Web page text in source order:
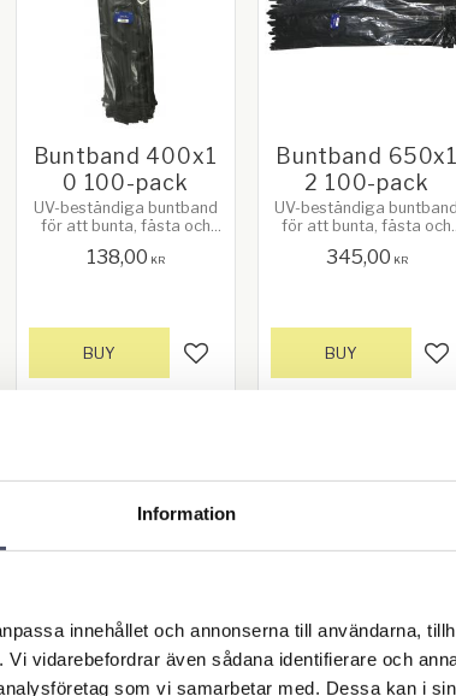
Information
innehållet och annonserna till användarna,
vidarebefordrar även sådana identifierare och
som vi samarbetar med. Dessa kan i
favorites
Buntband 400x1
0 100-pack
UV-beständiga buntband
för att bunta, fästa och
Bredd 10 mm. 100-pack.
138,00 KR
Add to favorites
BUY
Buntband 650x1
2 100-pack
UV-beständiga buntband
för att bunta, fästa och
Bredd 12 mm. 100-pack.
345,00 KR
BUY
Fjädersprint 2-pa
ck 7x32x154mm
Fjädersprint 3x1
8x54mm - 50-pa